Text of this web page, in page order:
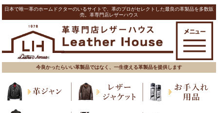
日本で唯一革のホームドクターのいるサイトで、革のプロがセレクトした最良の革製品を多数販
売。革専門店レザーハウス
今良かったらいい革製品ではなく、一生使える革製品を提供します